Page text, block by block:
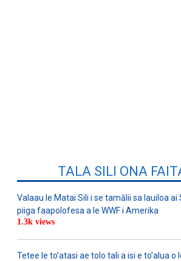
TALA SILI ONA
Valaau le Matai Sili i se tamālii sa lauiloa ai
piiga faapolofesa a le WWF i Amerika
1.3k views
Tetee le to’atasi ae tolo tali a isi e to’alua o